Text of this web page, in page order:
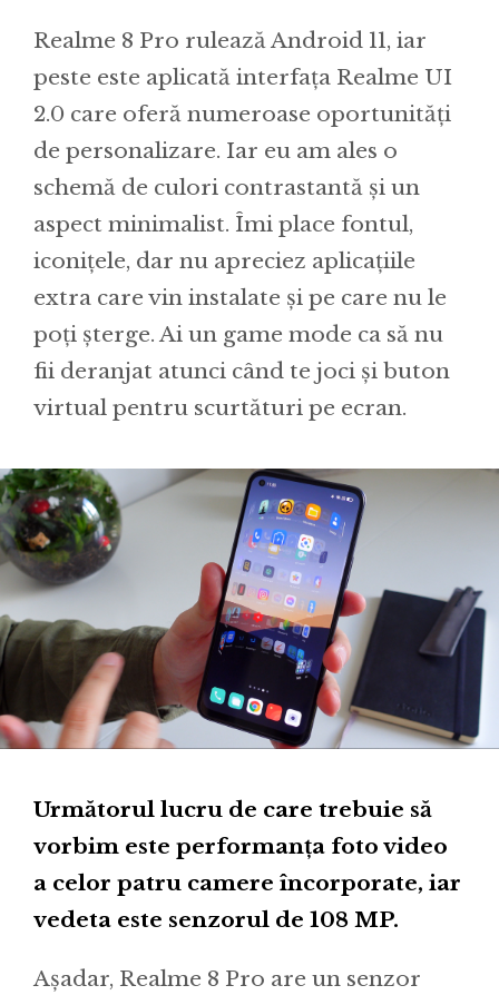
Realme 8 Pro rulează Android 11, iar
peste este aplicată interfața Realme UI
2.0 care oferă numeroase oportunități
de personalizare. Iar eu am ales o
schemă de culori contrastantă și un
aspect minimalist. Îmi place fontul,
iconițele, dar nu apreciez aplicațiile
extra care vin instalate și pe care nu le
poți șterge. Ai un game mode ca să nu
fii deranjat atunci când te joci și buton
virtual pentru scurtături pe ecran.
Următorul lucru de care trebuie să
vorbim este performanța foto video
a celor patru camere încorporate, iar
vedeta este senzorul de 108 MP.
Așadar, Realme 8 Pro are un senzor